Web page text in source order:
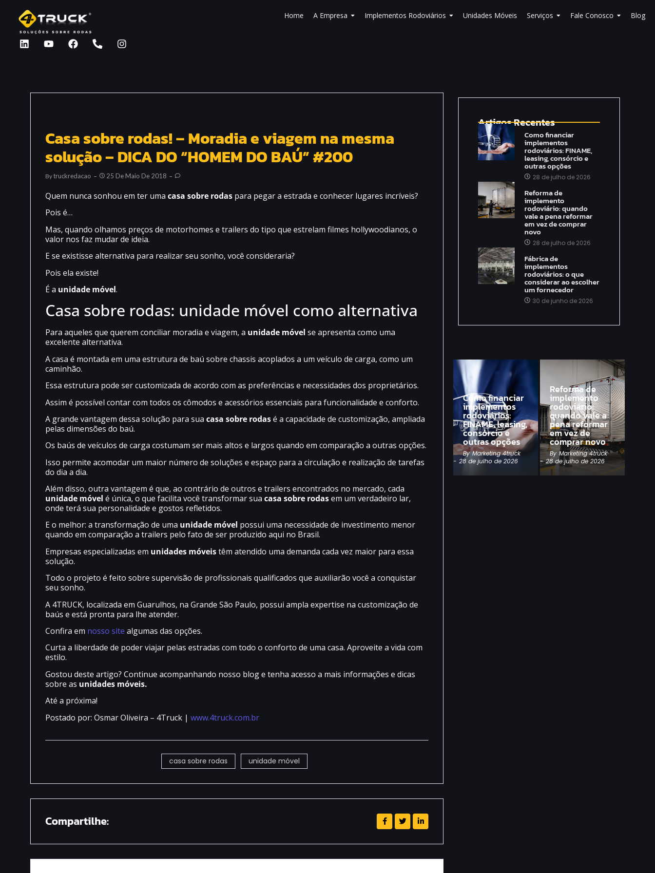
Home A Empresa Implementos Rodoviários Unidades Móveis Serviços Fale Conosco Blog
Casa sobre rodas! – Moradia e viagem na mesma
solução – DICA DO “HOMEM DO BAÚ” #200
ByTruckredacao 25 De Maio De 2018
Quem nunca sonhou em ter uma casa sobre rodas para pegar a estrada e conhecer lugares incríveis?
Pois é…
Mas, quando olhamos preços de motorhomes e trailers do tipo que estrelam filmes hollywoodianos, o
valor nos faz mudar de ideia.
E se existisse alternativa para realizar seu sonho, você consideraria?
Pois ela existe!
É a unidade móvel.
Casa sobre rodas: unidade móvel como alternativa
Para aqueles que querem conciliar moradia e viagem, a unidade móvel se apresenta como uma
excelente alternativa.
A casa é montada em uma estrutura de baú sobre chassis acoplados a um veículo de carga, como um
caminhão.
Essa estrutura pode ser customizada de acordo com as preferências e necessidades dos proprietários.
Assim é possível contar com todos os cômodos e acessórios essenciais para funcionalidade e conforto.
A grande vantagem dessa solução para sua casa sobre rodasé a capacidade de customização, ampliada
pelas dimensões do baú.
Os baús de veículos de carga costumam ser mais altos e largos quando em comparação a outras opções.
Isso permite acomodar um maior número de soluções e espaço para a circulação e realização de tarefas
do dia a dia.
Além disso, outra vantagem é que, ao contrário de outros e trailers encontrados no mercado, cada
unidade móvel é única, o que facilita você transformar sua casa sobre rodasem um verdadeiro lar,
onde terá sua personalidade e gostos refletidos.
E o melhor: a transformação de uma unidade móvel possui uma necessidade de investimento menor
quando em comparação a trailers pelo fato de ser produzido aqui no Brasil.
Empresas especializadas em unidades móveistêm atendido uma demanda cada vez maior para essa
solução.
Todo o projeto é feito sobre supervisão de profissionais qualificados que auxiliarão você a conquistar
seu sonho.
A 4TRUCK, localizada em Guarulhos, na Grande São Paulo, possui ampla expertise na customização de
baús e está pronta para lhe atender.
Confira em nosso site algumas das opções.
Curta a liberdade de poder viajar pelas estradas com todo o conforto de uma casa. Aproveite a vida com
estilo.
Gostou deste artigo? Continue acompanhando nosso blog e tenha acesso a mais informações e dicas
sobre as unidades móveis.
Até a próxima!
Postado por: Osmar Oliveira – 4Truck | www.4truck.com.br
casa sobre rodas unidade móvel
Compartilhe:
Artigos Recentes
Como financiar
implementos
rodoviários: FINAME,
leasing, consórcio e
outras opções
28 de julho de 2026
Reforma de
implemento
rodoviário: quando
vale a pena reformar
em vez de comprar
novo
28 de julho de 2026
Fábrica de
implementos
rodoviários: o que
considerar ao escolher
um fornecedor
30 de junho de 2026
Como financiar
implementos
rodoviários:
FINAME, leasing,
consórcio e
outras opções
By Marketing 4truck
- 28 de julho de 2026
Reforma de
implemento
rodoviário:
quando vale a
pena reformar
em vez de
comprar novo
By Marketing 4truck
- 28 de julho de 2026